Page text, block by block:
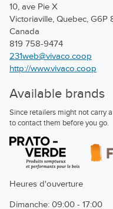
10, ave Pie X
Victoriaville, Quebec, G6P
Canada
819 758-9474
231web@vivaco.coop
http://www.vivaco.coop
Available brands
Since retailers might not carry
to contact them before you go.
Heures d'ouverture
Dimanche: 09:00 - 17:00